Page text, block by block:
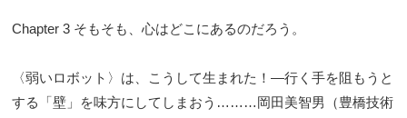
Chapter 3 そもそも、心はどこにあるのだろう。
〈弱いロボット〉は、こうして生まれた！―行く手を阻もうと
する「壁」を味方にしてしまおう………岡田美智男（豊橋技術